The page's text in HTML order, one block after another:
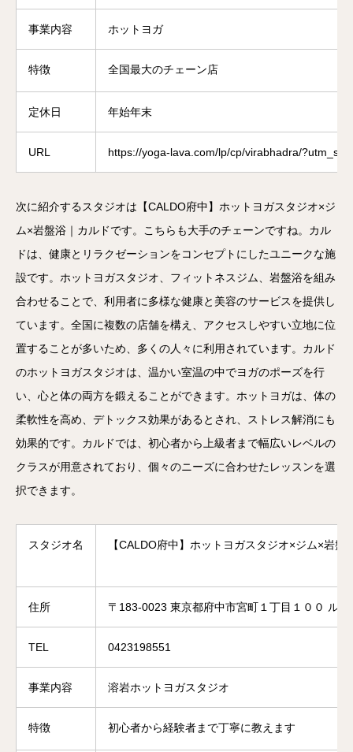
事業内容 ホットヨガ
特徴 全国最大のチェーン店
定休日 年始年末
URL https://yoga-lava.com/lp/cp/virabhadra/
次に紹介するスタジオは【CALDO府中】ホットヨガスタジオ×ジ
ム×岩盤浴｜カルドです。こちらも大手のチェーンですね。カル
ドは、健康とリラクゼーションをコンセプトにしたユニークな施
設です。ホットヨガスタジオ、フィットネスジム、岩盤浴を組み
合わせることで、利用者に多様な健康と美容のサービスを提供し
ています。全国に複数の店舗を構え、アクセスしやすい立地に位
置することが多いため、多くの人々に利用されています。カルド
のホットヨガスタジオは、温かい室温の中でヨガのポーズを行
い、心と体の両方を鍛えることができます。ホットヨガは、体の
柔軟性を高め、デトックス効果があるとされ、ストレス解消にも
効果的です。カルドでは、初心者から上級者まで幅広いレベルの
クラスが用意されており、個々のニーズに合わせたレッスンを選
択できます。
スタジオ名 【CALDO府中】ホットヨガスタジオ×ジム×岩盤
住所 〒183-0023 東京都府中市宮町１丁目１００ ル
TEL 0423198551
事業内容 溶岩ホットヨガスタジオ
特徴 初心者から経験者まで丁寧に教えます